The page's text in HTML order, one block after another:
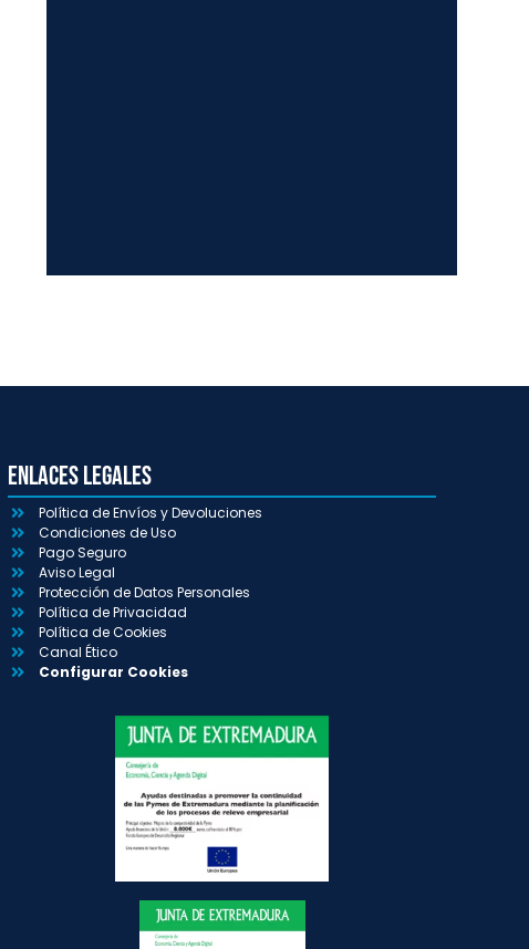
Enlaces Legales
Política de Envíos y Devoluciones
Condiciones de Uso
Pago Seguro
Aviso Legal
Protección de Datos Personales
Política de Privacidad
Política de Cookies
Canal Ético
Configurar Cookies